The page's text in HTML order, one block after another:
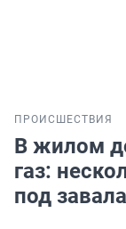
ПРОИСШЕСТВИЯ
В жилом
газ:
под